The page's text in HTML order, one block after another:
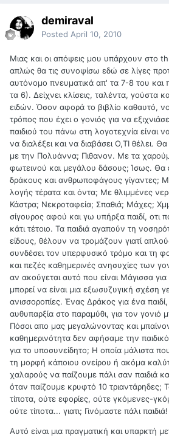
demiraval
Posted April 10, 2010
Μιας και οι απόψεις μου υπάρχουν στο
απλώς θα τις συνοψίσω εδώ σε λίγες
αυτόνομο πνευματικά απ' τα 7-8 του
τα 6). Δείχνει κλίσεις, ταλέντα, γούστα
ειδών. Όσον αφορά το βιβλίο καθαυτό,
τρόπος που έχει ο γονιός για να
παιδιού του πάνω στη λογοτεχνία
να διαλέξει και να διαβάσει Ο,ΤΙ θέλει. Θα
με την Πολυάννα; Πιθανον. Με τα
φωτεινού και μεγάλου δάσους; Ίσως. Θα
δράκους και ανθρωποφάγους γίγαντες;
λογής τέρατα και όντα; Με θλιμμένες
Κάστρα; Νεκροταφεία; Σπαθιά; Μάχες;
σίγουρος αφού και γω υπήρξα παιδί, οτι
κάτι τέτοιο. Τα παιδιά αγαπούν τη
είδους, θέλουν να τρομάζουν γιατί
συνδέσει τον υπερφυσικό τρόμο και τη
και πεζές καθημερινές ανησυχίες των
αν ακούγεται αυτό που είναι Μάγισσα για
μπορεί να είναι μια εξωσυζυγική σχέση
ανισσοροπίες. Ένας Δράκος για ένα
αυθυπαρξία στο παραμύθι, για τον γονιό
Πόσοι απο μας μεγαλώνοντας και
καθημερινότητα δεν αφήσαμε την
για το υποσυνείδητο; Η οποία μάλιστα
τη μορφή κάποιου ονείρου ή ακόμα
χαλαρούς να παίζουμε πάλι σαν παιδιά
όταν παίζουμε κρυφτό 10 τριαντάρηδες;
τίποτα, ούτε εφορίες, ούτε γκόμενες-
ούτε τίποτα... γιατι; Γινόμαστε πάλι παιδιά!
Αυτό είναι μια πραγματική και υπαρκτή